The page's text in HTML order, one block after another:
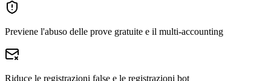
Previene l'abuso delle prove gratuite e il multi-accounting
Riduce le registrazioni false e le registrazioni bot